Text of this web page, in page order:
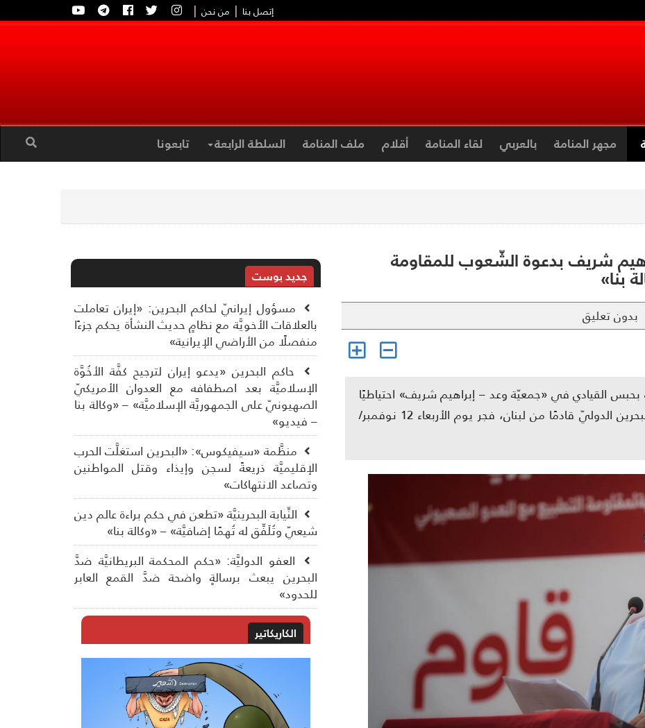
إتصل بنا | من نحن |
مجهر المنامة بالعربي لقاء المنامة أقلام ملف المنامة السلطة الرابعة تابعونا
شريف بدعوة الشّعوب للمقاومة
بنا»
بدون تعليق
بحبس القيادي في «جمعيّة وعد – إبراهيم شريف» احتياطيًا
على ذمّة التّحقيق، بعد اعتقاله من مطار البحرين الدوليّ قادمًا من لبنان، فجر يوم الأربعاء 12 نوفمبر/
جديد بوست
مسؤول إيرانيّ لحاكم البحرين: «إيران تعاملت
بالعلاقات الأخويَّة مع نظامٍ حديث النشأة يحكم جزءًا
منفصلًا من الأراضي الإيرانية»
حاكم البحرين «يدعو إيران لترجيح كفَّة الأخُوَّة
الإسلاميَّة بعد اصطفافه مع العدوان الأمريكيّ
الصهيونيّ على الجمهوريَّة الإسلاميَّة» – «وكالة بنا
– فيديو»
منظَّمة «سيفيكوس»: «البحرين استغلَّت الحرب
الإقليميَّة ذريعةً لسجن وإيذاء وقتل المواطنين
وتصاعد الانتهاكات»
النِّيابة البحرينيَّة «تطعن في حكم براءة عالم دين
شيعيّ وتُلَفِّق له تُهمًا إضافيَّة» – «وكالة بنا»
العفو الدوليَّة: «حكم المحكمة البريطانيَّة ضدَّ
البحرين يبعث برسالةٍ واضحة ضدَّ القمع العابر
للحدود»
الكاريكاتير